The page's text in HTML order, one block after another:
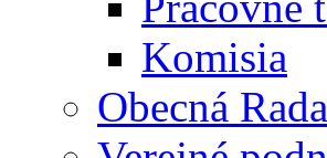
Komisia
Obecná Rada